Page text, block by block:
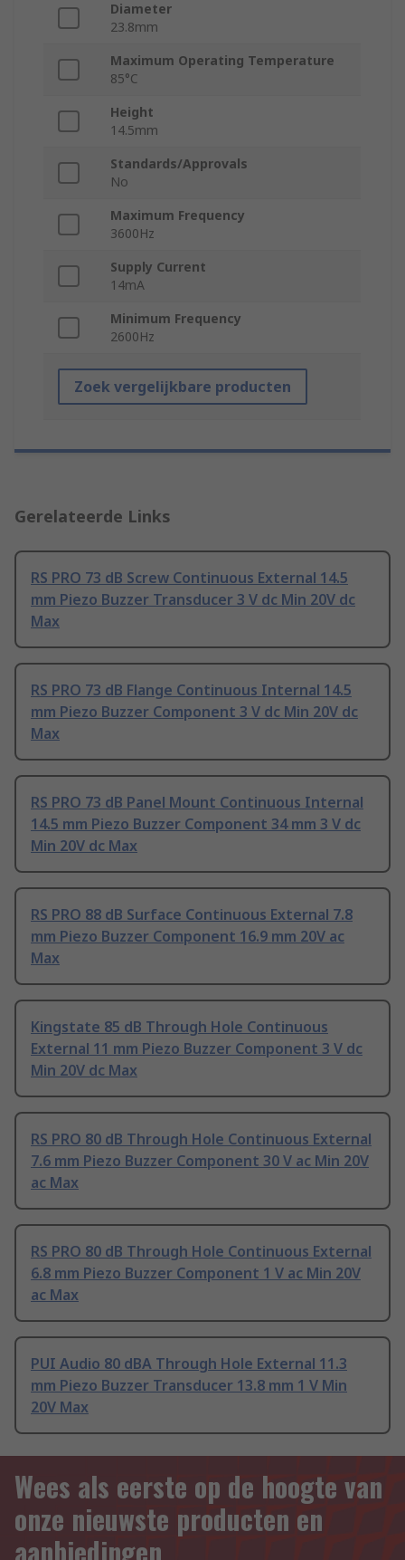
Diameter
23.8mm
Maximum Operating Temperature
85°C
Height
14.5mm
Standards/Approvals
No
Maximum Frequency
3600Hz
Supply Current
14mA
Minimum Frequency
2600Hz
Zoek vergelijkbare producten
Gerelateerde Links
RS PRO 73 dB Screw Continuous External 14.5
mm Piezo Buzzer Transducer 3 V dc Min 20V dc
Max
RS PRO 73 dB Flange Continuous Internal 14.5
mm Piezo Buzzer Component 3 V dc Min 20V dc
Max
RS PRO 73 dB Panel Mount Continuous Internal
14.5 mm Piezo Buzzer Component 34 mm 3 V dc
Min 20V dc Max
RS PRO 88 dB Surface Continuous External 7.8
mm Piezo Buzzer Component 16.9 mm 20V ac
Max
Kingstate 85 dB Through Hole Continuous
External 11 mm Piezo Buzzer Component 3 V dc
Min 20V dc Max
RS PRO 80 dB Through Hole Continuous External
7.6 mm Piezo Buzzer Component 30 V ac Min 20V
ac Max
RS PRO 80 dB Through Hole Continuous External
6.8 mm Piezo Buzzer Component 1 V ac Min 20V
ac Max
PUI Audio 80 dBA Through Hole External 11.3
mm Piezo Buzzer Transducer 13.8 mm 1 V Min
20V Max
Wees als eerste op de hoogte van
onze nieuwste producten en
aanbiedingen